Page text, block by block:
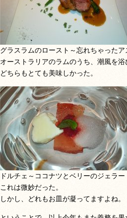
グラスラムのロースト～忘れちゃった
オーストラリアのラムのうち、潮風を
どちらもとても美味しかった。
ドルチェ～ココナツとベリーのジェラー
これは微妙だった。
しかし、どれもお皿が凝ってますよね。